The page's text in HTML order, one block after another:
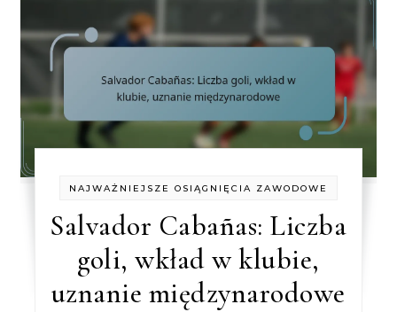
NAJWAŻNIEJSZE OSIĄGNIĘCIA ZAWODOWE
Salvador Cabañas: Liczba
goli, wkład w klubie,
uznanie międzynarodowe